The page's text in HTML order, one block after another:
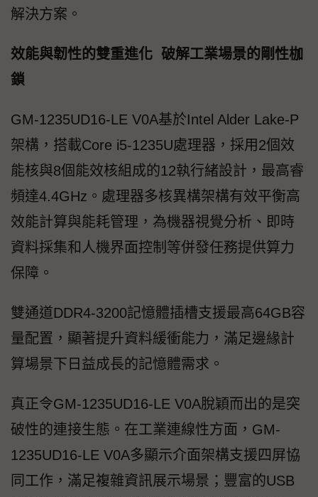
解決方案。
效能與韌性的雙重進化 破解工業場景的剛性枷
鎖
GM-1235UD16-LE V0A基於Intel Alder Lake-P
架構，搭載Core i5-1235U處理器，採用2個效
能核與8個能效核組成的12執行緒設計，最高睿
頻達4.4GHz。處理器多核異構架構有效平衡高
效能計算與能耗管理，為機器視覺分析、即時
資料採集和人機界面控制等併發任務提供算力
保障。
雙通道DDR4-3200記憶體插槽支援最高64GB容
量配置，顯著提升資料緩衝能力，滿足邊緣計
算場景下日益成長的記憶體需求。
真正令GM-1235UD16-LE V0A脫穎而出的是突
破性的連接生態。在工業連線性方面，GM-
1235UD16-LE V0A多顯示介面架構支援四屏協
同工作，滿足複雜資訊展示場景；豐富的USB